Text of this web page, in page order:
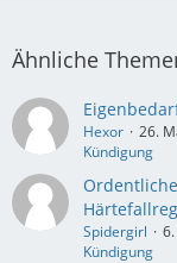
Ähnliche
Hexor
26.
Kündigung
Spidergirl
Kündigung